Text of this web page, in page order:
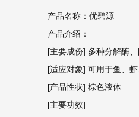
产品名称：优碧源
产品介绍：
[主要成份] 多种分解酶
[适应对象] 可用于鱼、
[产品性状] 棕色液体
[主要功效]